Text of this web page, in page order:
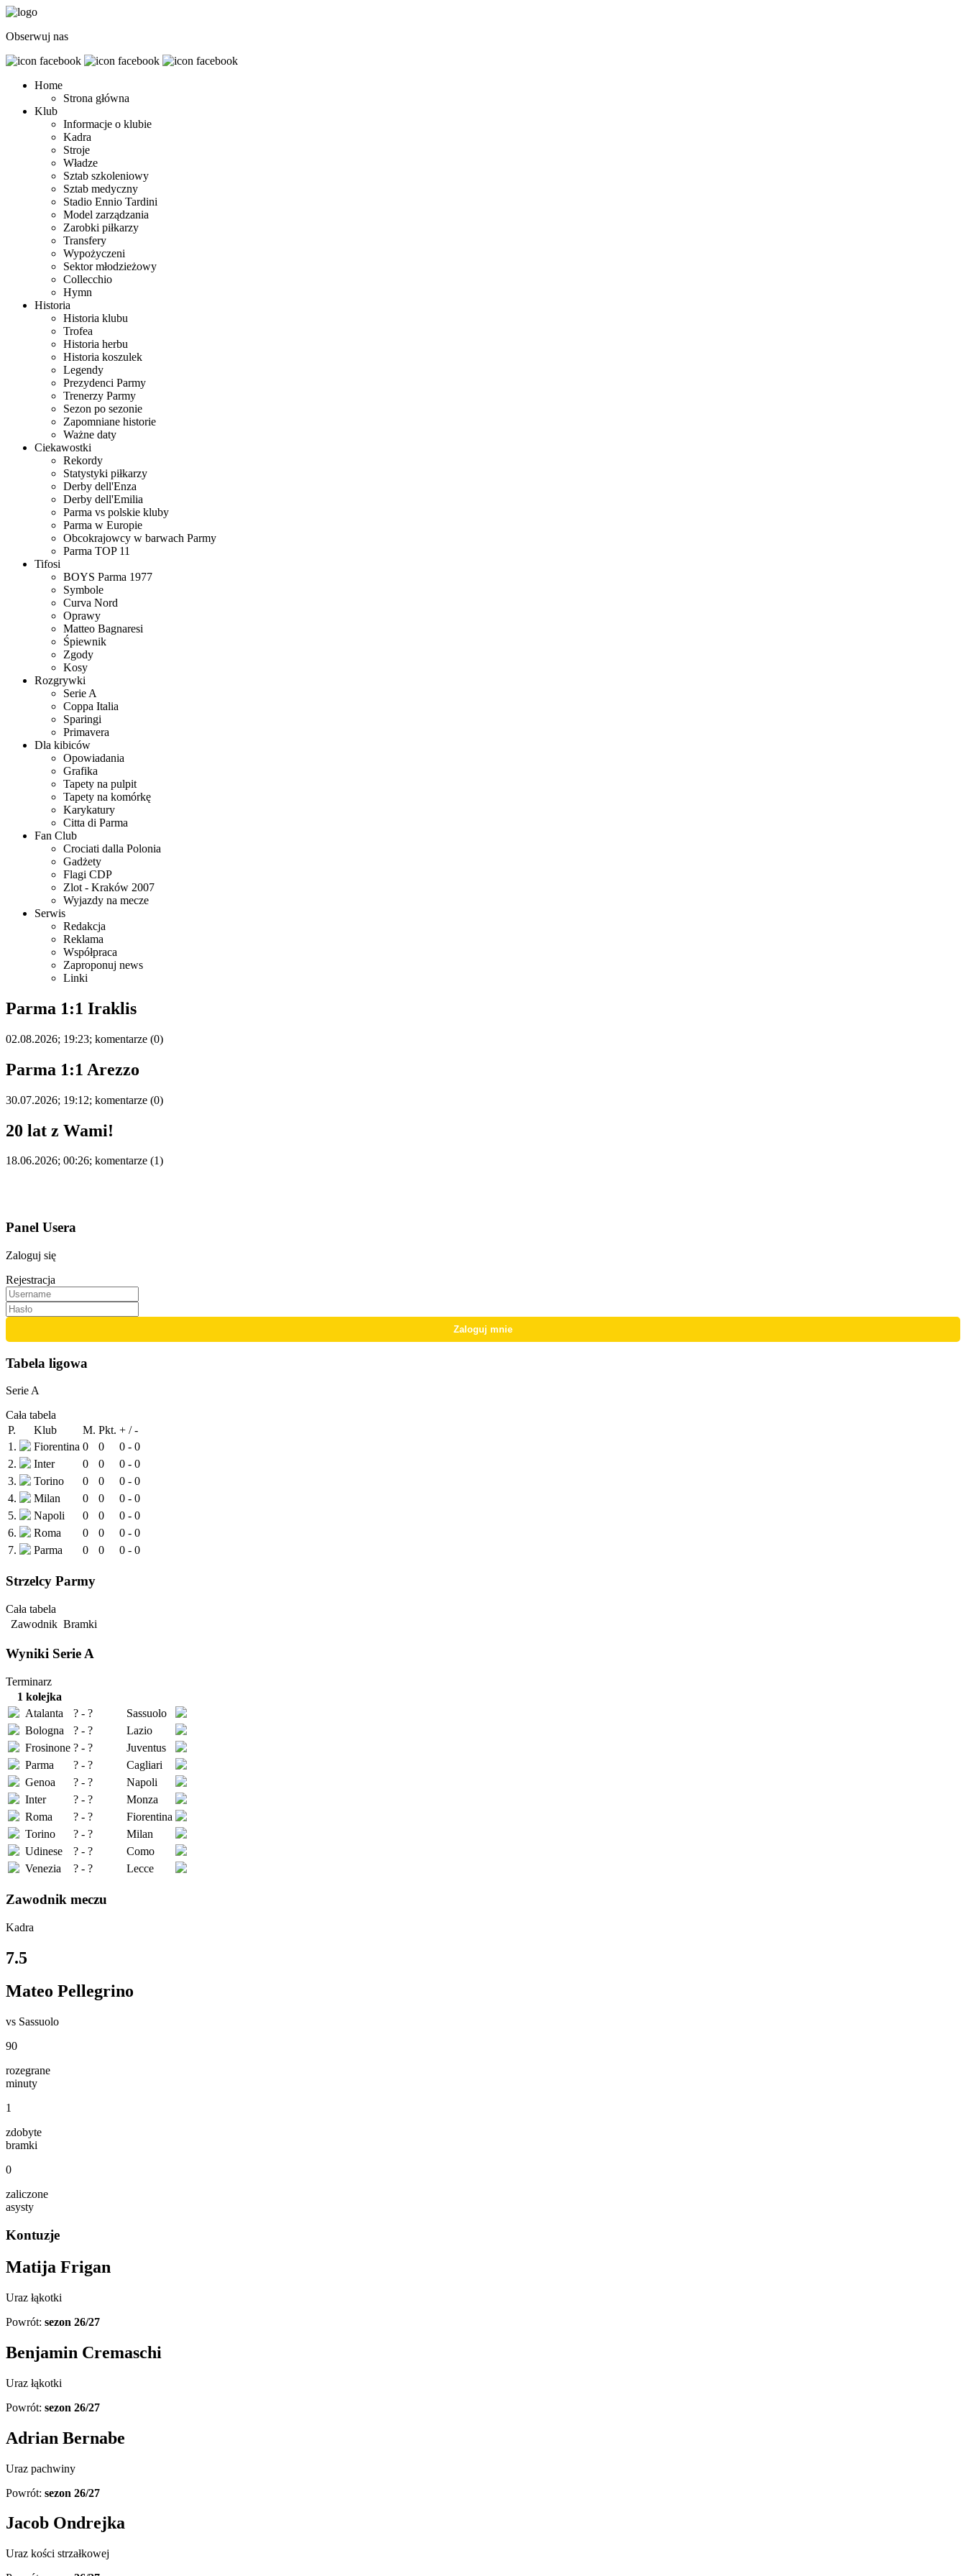
Obserwuj nas
Home
Strona główna
Klub
Informacje o klubie
Kadra
Stroje
Władze
Sztab szkoleniowy
Sztab medyczny
Stadio Ennio Tardini
Model zarządzania
Zarobki piłkarzy
Transfery
Wypożyczeni
Sektor młodzieżowy
Collecchio
Hymn
Historia
Historia klubu
Trofea
Historia herbu
Historia koszulek
Legendy
Prezydenci Parmy
Trenerzy Parmy
Sezon po sezonie
Zapomniane historie
Ważne daty
Ciekawostki
Rekordy
Statystyki piłkarzy
Derby dell'Enza
Derby dell'Emilia
Parma vs polskie kluby
Parma w Europie
Obcokrajowcy w barwach Parmy
Parma TOP 11
Tifosi
BOYS Parma 1977
Symbole
Curva Nord
Oprawy
Matteo Bagnaresi
Śpiewnik
Zgody
Kosy
Rozgrywki
Serie A
Coppa Italia
Sparingi
Primavera
Dla kibiców
Opowiadania
Grafika
Tapety na pulpit
Tapety na komórkę
Karykatury
Citta di Parma
Fan Club
Crociati dalla Polonia
Gadżety
Flagi CDP
Zlot - Kraków 2007
Wyjazdy na mecze
Serwis
Redakcja
Reklama
Współpraca
Zaproponuj news
Linki
Parma 1:1 Iraklis
02.08.2026; 19:23; komentarze (0)
Parma 1:1 Arezzo
30.07.2026; 19:12; komentarze (0)
20 lat z Wami!
18.06.2026; 00:26; komentarze (1)
Panel Usera
Zaloguj się
Rejestracja
Tabela ligowa
Serie A
Cała tabela
P.
Klub M. Pkt. + / -
1.
Fiorentina 0 0
0 - 0
2.
Inter 0 0
0 - 0
3.
Torino 0 0
0 - 0
4.
Milan 0 0
0 - 0
5.
Napoli 0 0
0 - 0
6.
Roma 0 0
0 - 0
7.
Parma 0 0 0 - 0
Strzelcy Parmy
Cała tabela
Zawodnik Bramki
Wyniki Serie A
Terminarz
1 kolejka
Atalanta
? - ?
Sassuolo
Bologna
? - ?
Lazio
Frosinone ? - ?
Juventus
Parma
? - ?
Cagliari
Genoa
? - ?
Napoli
Inter
? - ?
Monza
Roma
? - ?
Fiorentina
Torino
? - ?
Milan
Udinese
? - ?
Como
Venezia
? - ? Lecce
Zawodnik meczu
Kadra
7.5
Mateo Pellegrino
vs Sassuolo
90
rozegrane
minuty
1
zdobyte
bramki
0
zaliczone
asysty
Kontuzje
Matija Frigan
Uraz łąkotki
Powrót: sezon 26/27
Benjamin Cremaschi
Uraz łąkotki
Powrót: sezon 26/27
Adrian Bernabe
Uraz pachwiny
Powrót: sezon 26/27
Jacob Ondrejka
Uraz kości strzałkowej